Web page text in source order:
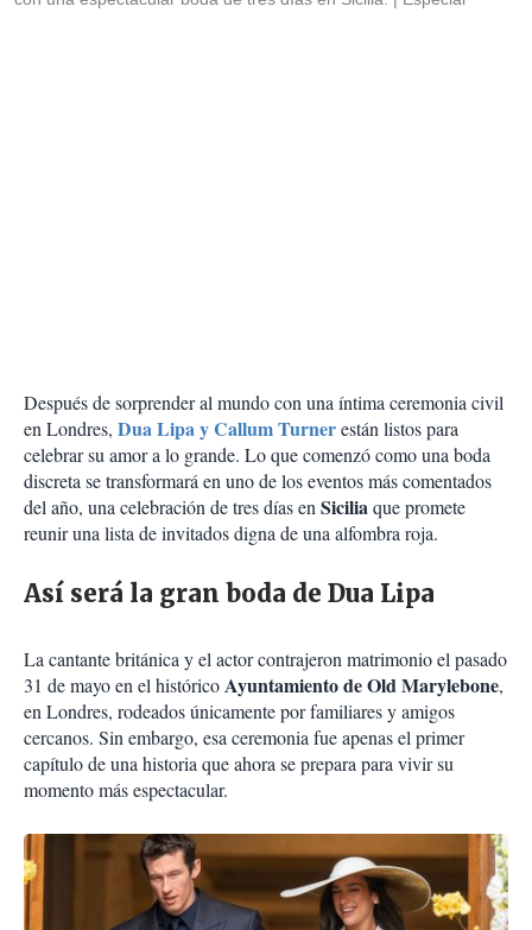
Después de sorprender al mundo con una íntima ceremonia civil
en Londres, Dua Lipa y Callum Turnerestán listos para
celebrar su amor a lo grande. Lo que comenzó como una boda
discreta se transformará en uno de los eventos más comentados
del año, una celebración de tres días enSiciliaque promete
reunir una lista de invitados digna de una alfombra roja.
Así será la gran boda de Dua Lipa
La cantante británica y el actor contrajeron matrimonio el pasado
31 de mayo en el históricoAyuntamiento de Old Marylebone,
en Londres, rodeados únicamente por familiares y amigos
cercanos. Sin embargo, esa ceremonia fue apenas el primer
capítulo de una historia que ahora se prepara para vivir su
momento más espectacular.